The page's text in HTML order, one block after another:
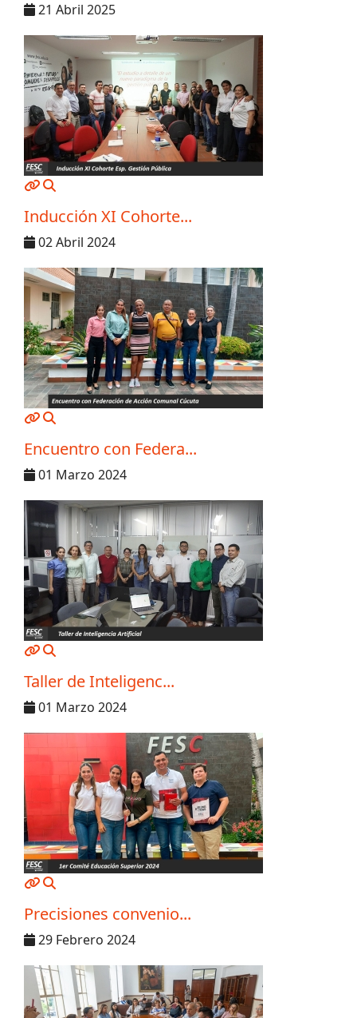
21 Abril 2025
MOD_JTCS_VIEW_ARTICLE_LINK
Inducción XI Cohorte...
02 Abril 2024
MOD_JTCS_VIEW_ARTICLE_LINK
Encuentro con Federa...
01 Marzo 2024
MOD_JTCS_VIEW_ARTICLE_LINK
Taller de Inteligenc...
01 Marzo 2024
MOD_JTCS_VIEW_ARTICLE_LINK
Precisiones convenio...
29 Febrero 2024